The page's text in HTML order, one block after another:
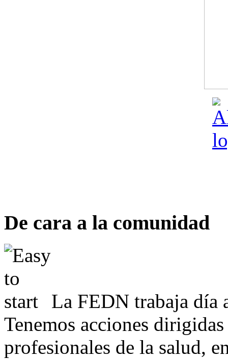
De cara a la comunidad
La FEDN trabaja día
Tenemos acciones
profesionales de la salud,